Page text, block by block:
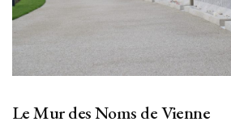
Le Mur des Noms de Vienne